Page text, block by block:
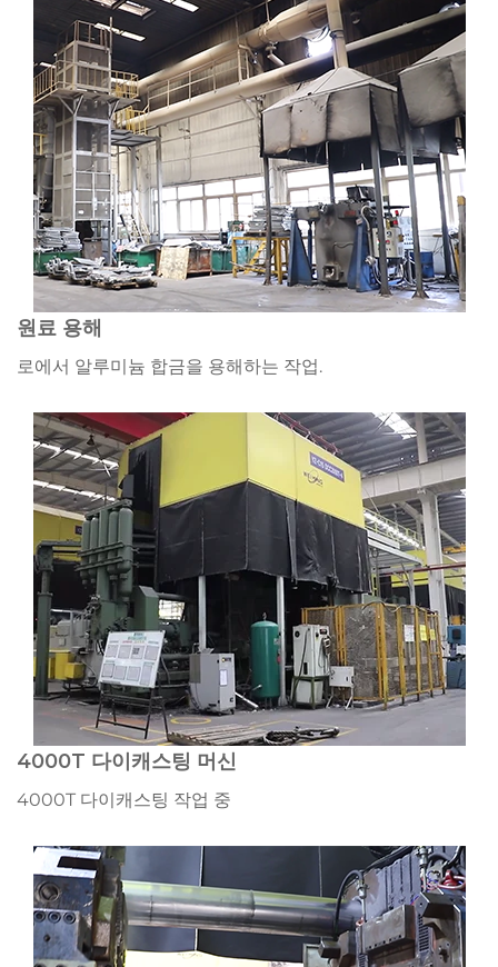
원료 용해
로에서 알루미늄 합금을 용해하는 작업.
4000T 다이캐스팅 머신
4000T 다이캐스팅 작업 중